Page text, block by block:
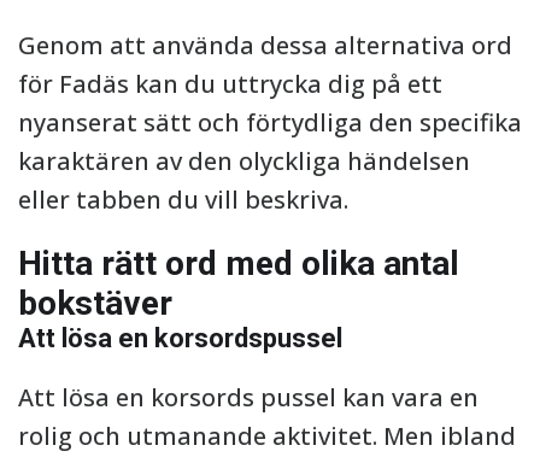
Genom att använda dessa alternativa ord
för Fadäs kan du uttrycka dig på ett
nyanserat sätt och förtydliga den specifika
karaktären av den olyckliga händelsen
eller tabben du vill beskriva.
Hitta rätt ord med olika antal
bokstäver
Att lösa en korsordspussel
Att lösa en korsords pussel kan vara en
rolig och utmanande aktivitet. Men ibland